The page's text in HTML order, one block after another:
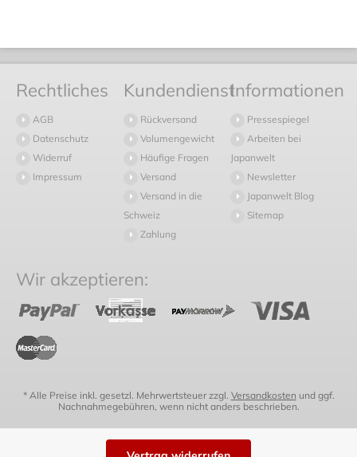
Rechtliches
AGB
Datenschutz
Widerruf
Impressum
Kundendienst
Rückversand
Volumengewicht
Häufige Fragen
Versand
Versand in die
Schweiz
Zahlung
Informationen
Pressespiegel
Arbeiten bei
Japanwelt
Newsletter
Japanwelt Blog
Sitemap
Wir akzeptieren:
* Alle Preise inkl. gesetzl. Mehrwertsteuer zzgl. Versandkosten und ggf.
Nachnahmegebühren, wenn nicht anders beschrieben.